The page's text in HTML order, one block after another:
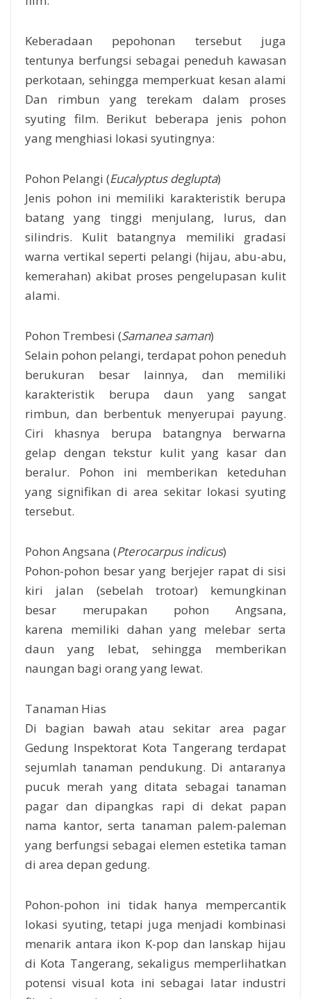
Keberadaan pepohonan tersebut juga
tentunya berfungsi sebagai peneduh kawasan
perkotaan, sehingga memperkuat kesan alami
Dan rimbun yang terekam dalam proses
syuting film. Berikut beberapa jenis pohon
yang menghiasi lokasi syutingnya:
Pohon Pelangi (Eucalyptus deglupta)
Jenis pohon ini memiliki karakteristik berupa
batang yang tinggi menjulang, lurus, dan
silindris. Kulit batangnya memiliki gradasi
warna vertikal seperti pelangi (hijau, abu-abu,
kemerahan) akibat proses pengelupasan kulit
alami.
Pohon Trembesi (Samanea saman)
Selain pohon pelangi, terdapat pohon peneduh
berukuran besar lainnya, dan memiliki
karakteristik berupa daun yang sangat
rimbun, dan berbentuk menyerupai payung.
Ciri khasnya berupa batangnya berwarna
gelap dengan tekstur kulit yang kasar dan
beralur. Pohon ini memberikan keteduhan
yang signifikan di area sekitar lokasi syuting
tersebut.
Pohon Angsana (Pterocarpus indicus)
Pohon-pohon besar yang berjejer rapat di sisi
kiri jalan (sebelah trotoar) kemungkinan
besar merupakan pohon Angsana,
karena memiliki dahan yang melebar serta
daun yang lebat, sehingga memberikan
naungan bagi orang yang lewat.
Tanaman Hias
Di bagian bawah atau sekitar area pagar
Gedung Inspektorat Kota Tangerang terdapat
sejumlah tanaman pendukung. Di antaranya
pucuk merah yang ditata sebagai tanaman
pagar dan dipangkas rapi di dekat papan
nama kantor, serta tanaman palem-paleman
yang berfungsi sebagai elemen estetika taman
di area depan gedung.
Pohon-pohon ini tidak hanya mempercantik
lokasi syuting, tetapi juga menjadi kombinasi
menarik antara ikon K-pop dan lanskap hijau
di Kota Tangerang, sekaligus memperlihatkan
potensi visual kota ini sebagai latar industri